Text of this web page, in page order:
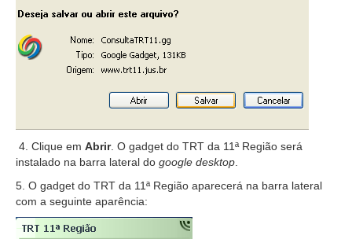
Governança das Contratações Obras
Rede de Governança Colaborativa
Gestão de Riscos
Assessoria de Governança de Gestão de Pessoas
Sites Institucionais
Centro de Memória
Educação a distância
4. Clique em Abrir. O gadget do TRT da 11ª Região será
instalado na barra lateral do google desktop.
5. O gadget do TRT da 11ª Região aparecerá na barra lateral
com a seguinte aparência: